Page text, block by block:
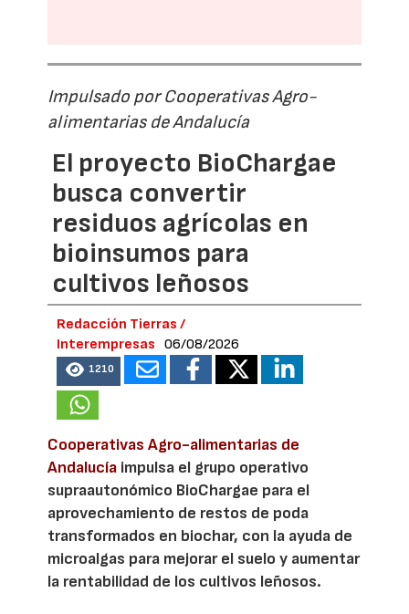
Impulsado por Cooperativas Agro-
alimentarias de Andalucía
El proyecto BioChargae
busca convertir
residuos agrícolas en
bioinsumos para
cultivos leñosos
Redacción Tierras /
Interempresas
06/08/2026
1210
Cooperativas Agro-alimentarias de
Andalucía impulsa el grupo operativo
supraautonómico BioChargae para el
aprovechamiento de restos de poda
transformados en biochar, con la ayuda de
microalgas para mejorar el suelo y aumentar
la rentabilidad de los cultivos leñosos.